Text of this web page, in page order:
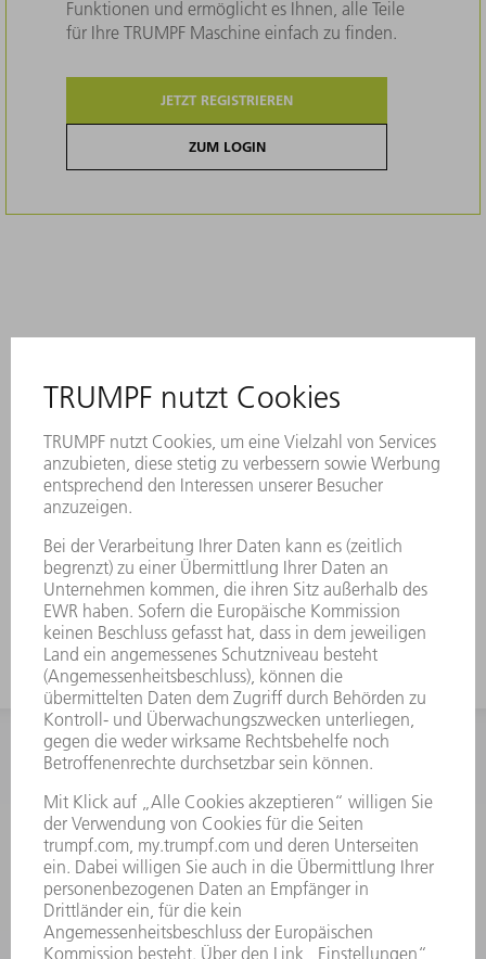
Funktionen und ermöglicht es Ihnen, alle Teile
für Ihre TRUMPF Maschine einfach zu finden.
JETZT REGISTRIEREN
ZUM LOGIN
INFORMATION
Häufig gestellte Fragen
Allgemeine Geschäftsbedingungen
KONTAKT
After Sales
+43722160396550
Mo - Do: 08:00 -17:30 Uhr
Fr: 08:00 -16:30 Uhr